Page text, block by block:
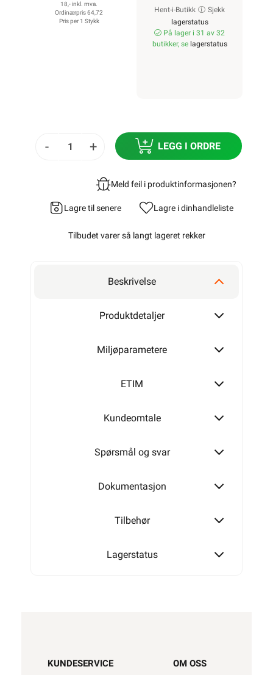
18,- inkl. mva.
Ordinærpris 64,72
Pris per 1 Stykk
Hent-i-Butikk
Sjekk
lagerstatus
På lager i 31 av 32
butikker, se lagerstatus
- + LEGG I ORDRE
Meld feil i produktinformasjonen?
Lagre til senere Lagre i dinhandleliste
Tilbudet varer så langt lageret rekker
Beskrivelse
Produktdetaljer
Miljøparametere
ETIM
Kundeomtale
Spørsmål og svar
Dokumentasjon
Tilbehør
Lagerstatus
KUNDESERVICE OM OSS